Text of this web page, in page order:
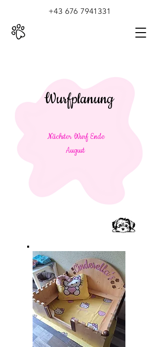
+43 676 7941331
Wurfplanung
Nächster Wurf Ende
August